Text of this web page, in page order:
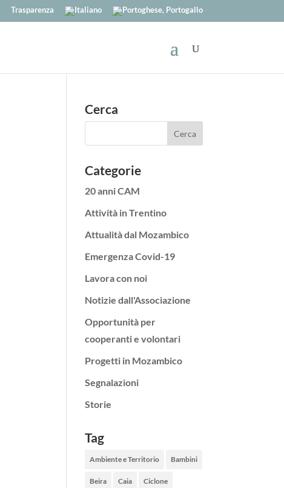
Trasparenza
Cerca
Categorie
20 anni CAM
Attività in Trentino
Attualità dal Mozambico
Emergenza Covid-19
Lavora con noi
Notizie dall'Associazione
Opportunità per
cooperanti e volontari
Progetti in Mozambico
Segnalazioni
Storie
Tag
Ambiente e Territorio Bambini
Beira Caia Ciclone